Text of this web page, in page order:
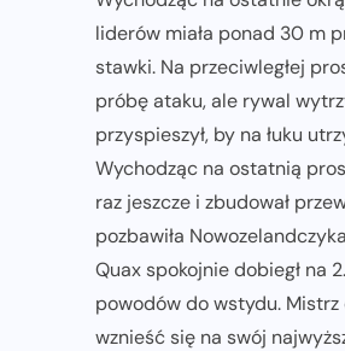
liderów miała ponad 30 m
stawki. Na przeciwległej
próbę ataku, ale rywal
przyspieszył, by na łuku
Wychodząc na ostatnią
raz jeszcze i zbudował
pozbawiła
Quax spokojnie dobiegł na
powodów do wstydu. Mistrz
wznieść się na swój